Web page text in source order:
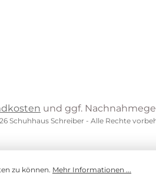
und ggf.
Schuhhaus Schreiber - Alle Rechte
zu können. Mehr Informationen ...